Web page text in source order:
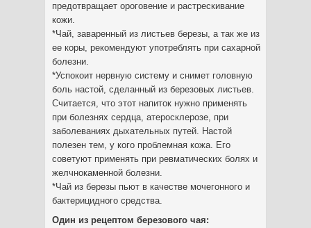
предотвращает ороговение и растрескивание
кожи.
*Чай, заваренный из листьев березы, а так же из
ее коры, рекомендуют употреблять при сахарной
болезни.
*Успокоит нервную систему и снимет головную
боль настой, сделанный из березовых листьев.
Считается, что этот напиток нужно применять
при болезнях сердца, атеросклерозе, при
заболеваниях дыхательных путей. Настой
полезен тем, у кого проблемная кожа. Его
советуют применять при ревматических болях и
желчнокаменной болезни.
*Чай из березы пьют в качестве мочегонного и
бактерицидного средства.
Один из рецептом березового чая: